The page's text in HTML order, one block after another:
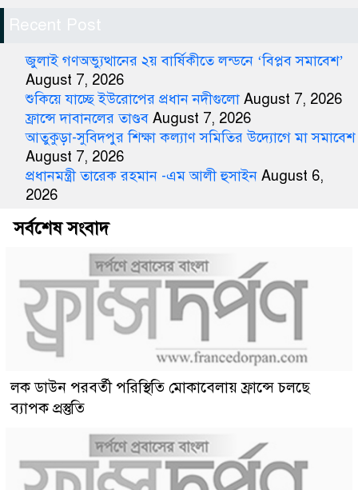
Recent Post
জুলাই গণঅভ্যুত্থানের ২য় বার্ষিকীতে লন্ডনে ‘বিপ্লব সমাবেশ’
August 7, 2026
শুকিয়ে যাচ্ছে ইউরোপের প্রধান নদীগুলো August 7, 2026
ফ্রান্সে দাবানলের তাণ্ডব August 7, 2026
আতুকুড়া-সুবিদপুর শিক্ষা কল্যাণ সমিতির উদ্যোগে মা সমাবেশ
August 7, 2026
প্রধানমন্ত্রী তারেক রহমান -এম আলী হুসাইন August 6,
2026
সর্বশেষ সংবাদ
লক ডাউন পরবর্তী পরিস্থিতি মোকাবেলায় ফ্রান্সে চলছে
ব্যাপক প্রস্তুতি